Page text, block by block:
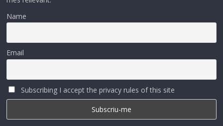
Name
Email
Subscribing I accept the privacy rules of this site